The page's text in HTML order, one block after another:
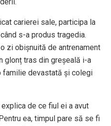
carierei sale, participa la
s-a produs tragedia.
zi obișnuită de antrenament
glonț tras din greșeală i-a
familie devastată și colegi
de ce fiul ei a avut
ea, timpul pare să se fi